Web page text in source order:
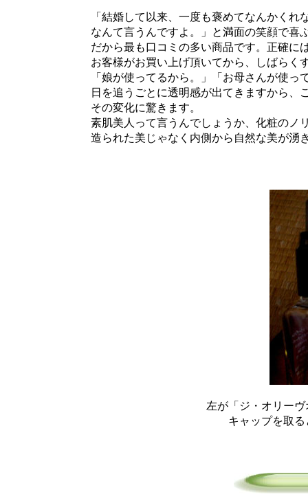
「結婚して以来、一度も褒めてなんかくれ
なんて言うんですよ。」と満面の笑顔で喜
だから最も口コミの多い商品です。正確に
お客様がお買い上げ頂いてから、しばらく
「娘が使ってるから。」「お母さんが使っ
日を追うごとに透明感が出てきますから、
その変化に驚きます。
素肌美人って言うんでしょうか、化粧のノ
造られた美じゃなく内側から自然な美が湧
左が「ジ・オリー
キャップを取